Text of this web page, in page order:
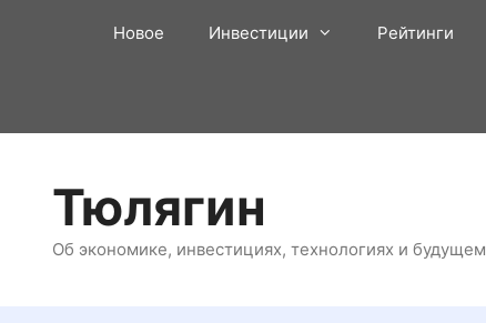
Новое Инвестиции Рейтинги
Тюлягин
Об экономике, инвестициях, технологиях и будущем